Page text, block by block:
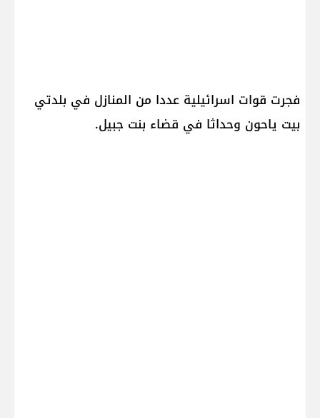
فجرت قوات اسرائيلية عددا من المنازل في بلدتي ​
بيت ياحون​ و​حداثا​ في قضاء ​بنت جبيل​.